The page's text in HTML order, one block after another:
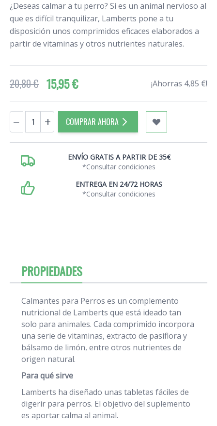
¿Deseas calmar a tu perro? Si es un animal nervioso al
que es difícil tranquilizar, Lamberts pone a tu
disposición unos comprimidos eficaces elaborados a
partir de vitaminas y otros nutrientes naturales.
20,80 € 15,95 € ¡Ahorras 4,85 €!
Cantidad
− + COMPRAR AHORA
ENVÍO GRATIS A PARTIR DE 35€
*Consultar condiciones
ENTREGA EN 24/72 HORAS
*Consultar condiciones
PROPIEDADES
Calmantes para Perros es un complemento
nutricional de Lamberts que está ideado tan
solo para animales. Cada comprimido incorpora
una serie de vitaminas, extracto de pasiflora y
bálsamo de limón, entre otros nutrientes de
origen natural.
Para qué sirve
Lamberts ha diseñado unas tabletas fáciles de
digerir para perros. El objetivo del suplemento
es aportar calma al animal.